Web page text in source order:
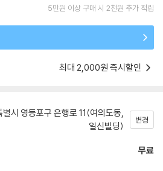
5만원 이상 구매 시 2천원 추가 적립
최대 2,000원 즉시할인
별시 영등포구 은행로 11(여의도동,
일신빌딩)
변경
무료